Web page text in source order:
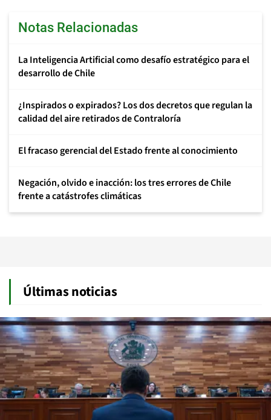
Notas Relacionadas
La Inteligencia Artificial como desafío estratégico para el
desarrollo de Chile
¿Inspirados o expirados? Los dos decretos que regulan la
calidad del aire retirados de Contraloría
El fracaso gerencial del Estado frente al conocimiento
Negación, olvido e inacción: los tres errores de Chile
frente a catástrofes climáticas
Últimas noticias